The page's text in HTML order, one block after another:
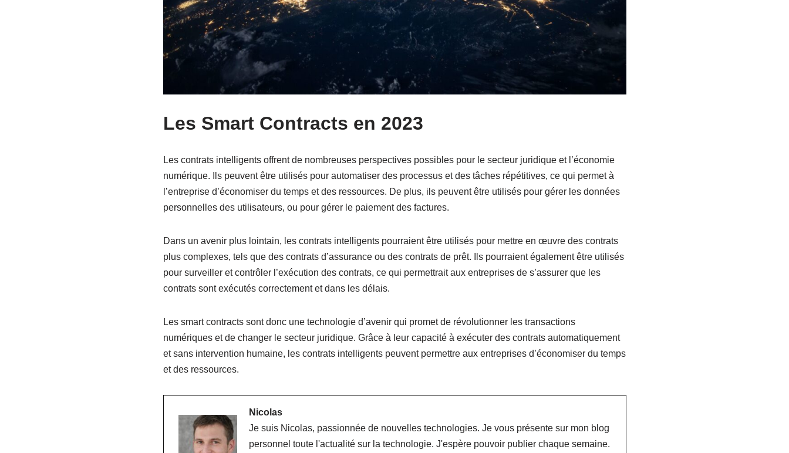
Les Smart Contracts en 2023
Les contrats intelligents offrent de nombreuses perspectives possibles pour le secteur juridique et l’économie
numérique. Ils peuvent être utilisés pour automatiser des processus et des tâches répétitives, ce qui permet à
l’entreprise d’économiser du temps et des ressources. De plus, ils peuvent être utilisés pour gérer les données
personnelles des utilisateurs, ou pour gérer le paiement des factures.
Dans un avenir plus lointain, les contrats intelligents pourraient être utilisés pour mettre en œuvre des contrats
plus complexes, tels que des contrats d’assurance ou des contrats de prêt. Ils pourraient également être utilisés
pour surveiller et contrôler l’exécution des contrats, ce qui permettrait aux entreprises de s’assurer que les
contrats sont exécutés correctement et dans les délais.
Les smart contracts sont donc une technologie d’avenir qui promet de révolutionner les transactions
numériques et de changer le secteur juridique. Grâce à leur capacité à exécuter des contrats automatiquement
et sans intervention humaine, les contrats intelligents peuvent permettre aux entreprises d’économiser du temps
et des ressources.
Nicolas
Je suis Nicolas, passionnée de nouvelles technologies. Je vous présente sur mon blog
personnel toute l'actualité sur la technologie. J'espère pouvoir publier chaque semaine.